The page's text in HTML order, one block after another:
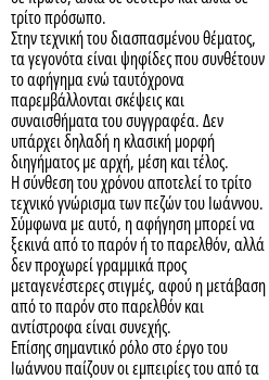
τρίτο πρόσωπο.
Στην τεχνική του διασπασμένου θέματος,
τα γεγονότα είναι ψηφίδες που συνθέτουν
το αφήγημα ενώ ταυτόχρονα
παρεμβάλλονται σκέψεις και
συναισθήματα του συγγραφέα. Δεν
υπάρχει δηλαδή η κλασική μορφή
διηγήματος με αρχή, μέση και τέλος.
Η σύνθεση του χρόνου αποτελεί το τρίτο
τεχνικό γνώρισμα των πεζών του Ιωάννου.
Σύμφωνα με αυτό, η αφήγηση μπορεί να
ξεκινά από το παρόν ή το παρελθόν, αλλά
δεν προχωρεί γραμμικά προς
μεταγενέστερες στιγμές, αφού η μετάβαση
από το παρόν στο παρελθόν και
αντίστροφα είναι συνεχής.
Επίσης σημαντικό ρόλο στο έργο του
Ιωάννου παίζουν οι εμπειρίες του από τα